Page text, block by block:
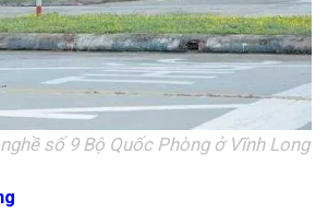
số 9 Bộ Quốc Phòng ở Vĩnh Long